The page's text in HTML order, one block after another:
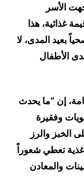
الأسر
غذائية، هذا
بعيد المدى، لا
الأطفال
إن “ما يحدث
وفقيرة
الخبز والرز
تعطي شعوراً
والمعادن